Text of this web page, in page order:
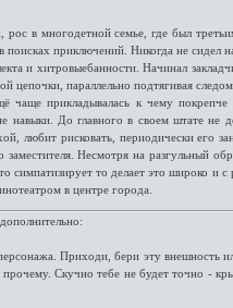
в многодетной семье, где был
приключений. Никогда не сидел
и хитровыебанности. Начинал
цепочки, параллельно подтягивая
чаще прикладывалась к чему
навыки. До главного в своем штате не
любит рисковать, периодически его
заместителя. Несмотря на разгульный
симпатизирует то делает это широко и
в центре города.
дополнительно:
Приходи, бери эту внешность
Скучно тебе не будет точно -